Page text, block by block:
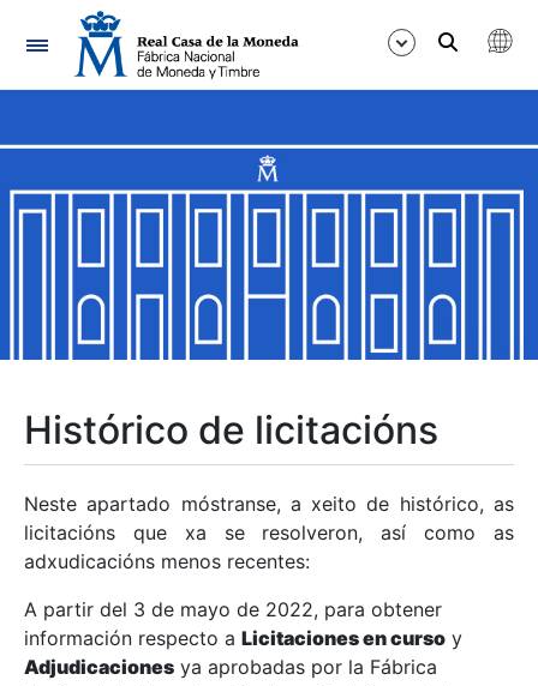
Navegación
Mostrar/Ocultar
Mostrar/Ocultar
Mostrar/Ocultar
Mostrar/Ocultar
Mostrar/Ocultar
Histórico de licitacións
Neste apartado móstranse, a xeito de histórico, as
licitacións que xa se resolveron, así como as
adxudicacións menos recentes:
A partir del 3 de mayo de 2022, para obtener
información respecto a Licitaciones en curso y
Adjudicaciones ya aprobadas por la Fábrica